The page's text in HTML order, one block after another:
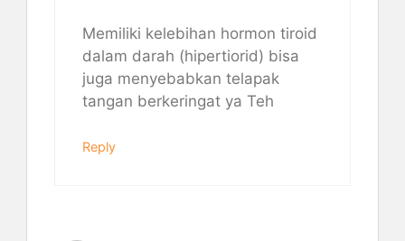
Memiliki kelebihan hormon tiroid
dalam darah (hipertiorid) bisa
juga menyebabkan telapak
tangan berkeringat ya Teh
Reply